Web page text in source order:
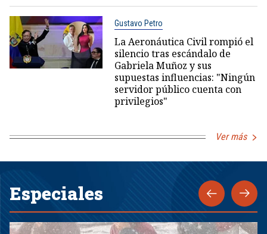
Gustavo Petro
La Aeronáutica Civil rompió el
silencio tras escándalo de
Gabriela Muñoz y sus
supuestas influencias: "Ningún
servidor público cuenta con
privilegios"
Ver más
Especiales